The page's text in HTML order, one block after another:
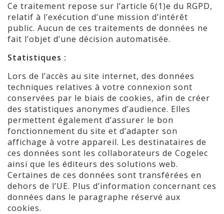
Ce traitement repose sur l’article 6(1)e du RGPD,
relatif à l’exécution d’une mission d’intérêt
public. Aucun de ces traitements de données ne
fait l’objet d’une décision automatisée.
Statistiques :
Lors de l’accès au site internet, des données
techniques relatives à votre connexion sont
conservées par le biais de cookies, afin de créer
des statistiques anonymes d’audience. Elles
permettent également d’assurer le bon
fonctionnement du site et d’adapter son
affichage à votre appareil. Les destinataires de
ces données sont les collaborateurs de Cogelec
ainsi que les éditeurs des solutions web.
Certaines de ces données sont transférées en
dehors de l’UE. Plus d’information concernant ces
données dans le paragraphe réservé aux
cookies.